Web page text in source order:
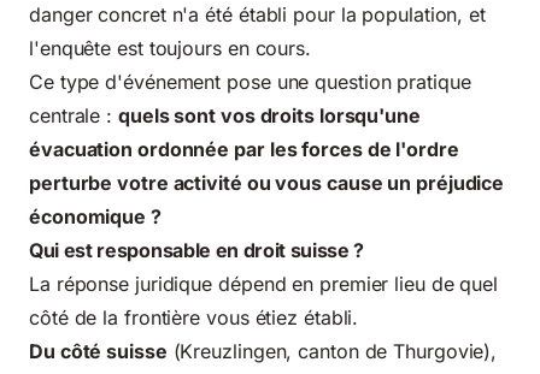
danger concret n'a été établi pour la population, et
l'enquête est toujours en cours.
Ce type d'événement pose une question pratique
centrale : quels sont vos droits lorsqu'une
évacuation ordonnée par les forces de l'ordre
perturbe votre activité ou vous cause un préjudice
économique ?
Qui est responsable en droit suisse ?
La réponse juridique dépend en premier lieu de quel
côté de la frontière vous étiez établi.
Du côté suisse (Kreuzlingen, canton de Thurgovie),